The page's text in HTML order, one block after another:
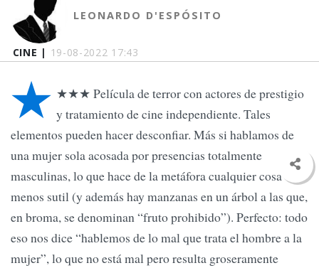
CINE | 19-08-2022 17:43
LEONARDO D'ESPÓSITO
★ ★★★ Película de terror con actores de prestigio
y tratamiento de cine independiente. Tales
elementos pueden hacer desconfiar. Más si hablamos de
una mujer sola acosada por presencias totalmente
masculinas, lo que hace de la metáfora cualquier cosa
menos sutil (y además hay manzanas en un árbol a las que,
en broma, se denominan “fruto prohibido”). Perfecto: todo
eso nos dice “hablemos de lo mal que trata el hombre a la
mujer”, lo que no está mal pero resulta groseramente